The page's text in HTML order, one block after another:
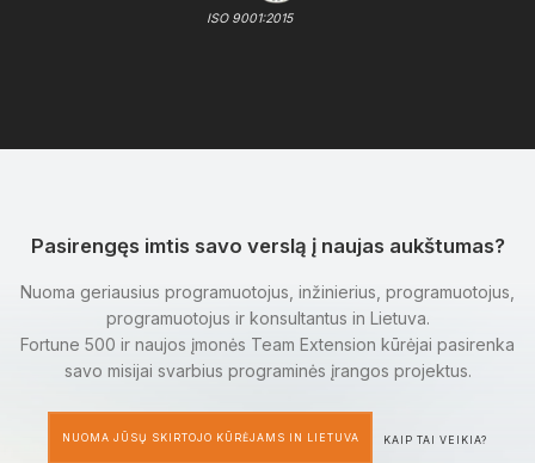
ISO 9001:2015
Pasirengęs imtis savo verslą į naujas aukštumas?
Nuoma geriausius programuotojus, inžinierius, programuotojus,
programuotojus ir konsultantus in Lietuva.
Fortune 500 ir naujos įmonės Team Extension kūrėjai pasirenka
savo misijai svarbius programinės įrangos projektus.
NUOMA JŪSŲ SKIRTOJO KŪRĖJAMS IN LIETUVA KAIP TAI VEIKIA?